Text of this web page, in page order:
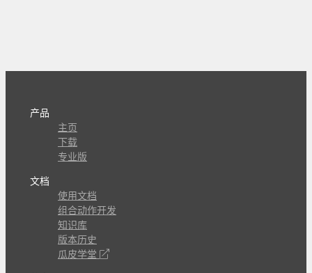
产品
主页
下载
专业版
文档
使用文档
组合动作开发
知识库
版本历史
瓜皮学堂